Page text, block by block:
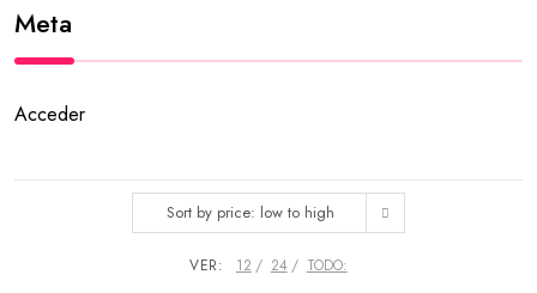
Sort by price: low to high
VER: 12 24 TODO:
Meta
Acceder